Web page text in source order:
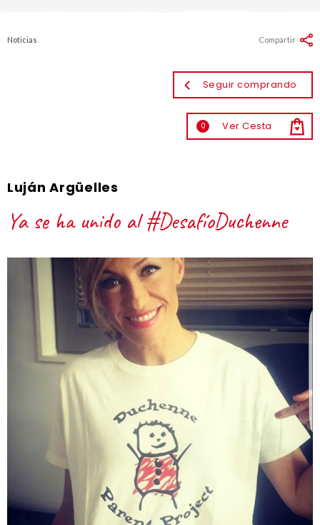
Noticias
Seguir comprando
0 Ver Cesta
Compartir
Luján Argüelles
Ya se ha unido al #DesafíoDuchenne